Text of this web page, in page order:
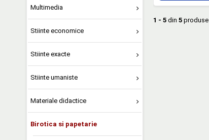
Multimedia
Stiinte economice
Stiinte exacte
Stiinte umaniste
Materiale didactice
Birotica si papetarie
1 - 5 din 5 produse